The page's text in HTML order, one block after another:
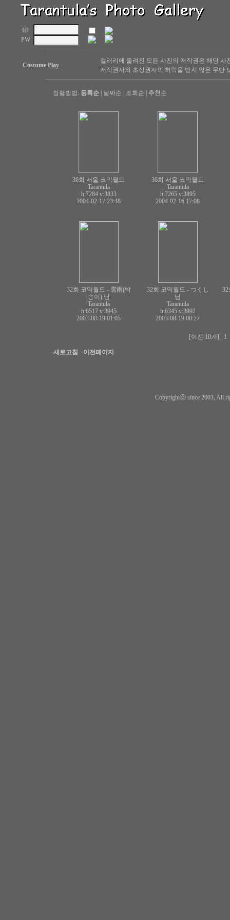
ID
PW
Costume Play
갤러리에 올려진 모든 사진의 저작권은 해당
저작권자와 초상권자의 허락을 받지 않은 무단
정렬방법: 등록순 날짜순 조회순 추천순
36회 서울 코믹월드
Tarantula
h:7284 v:3833
2004-02-17 23:48
36회 서울 코믹월드
Tarantula
h:7265 v:3895
2004-02-16 17:08
32회 코믹월드 - 雪雨(박
송이) 님
Tarantula
h:6517 v:3945
2003-08-19 01:05
32회 코믹월드 - つくし
님
Tarantula
h:6345 v:3992
2003-08-19 00:27
32
[이전 10개] 1
-새로고침 -이전페이지
Copyrightⓒ since 2003, All